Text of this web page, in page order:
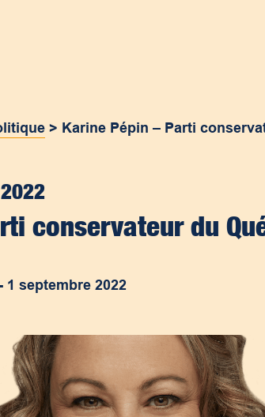
> Karine Pépin – Parti
conservateur du
- 1 septembre 2022